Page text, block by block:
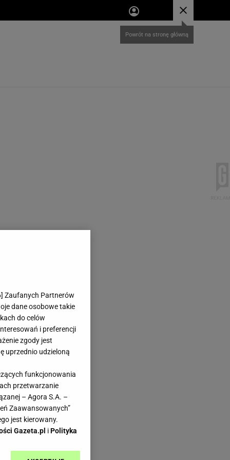
] Zaufanych Partnerów
dane osobowe takie
do celów
i preferencji
zgody jest
uprzednio udzieloną
funkcjonowania
przetwarzanie
– Agora S.A. –
Zaawansowanych”
jest kierowany.
Gazeta.pl iPolityka